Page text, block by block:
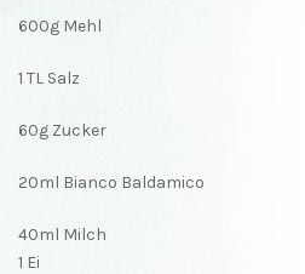
600g Mehl
1 TL Salz
60g Zucker
20ml Bianco Baldamico
40ml Milch
1 Ei